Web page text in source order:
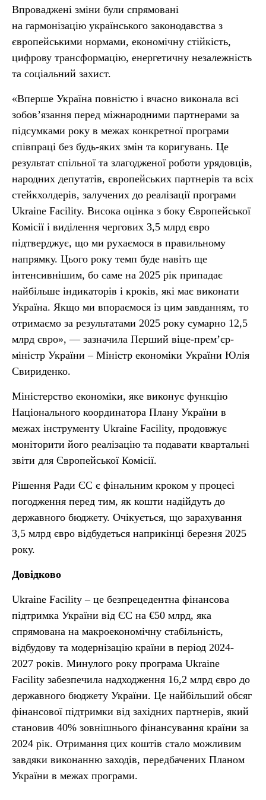
Впроваджені зміни були спрямовані
на гармонізацію українського законодавства з
європейськими нормами, економічну стійкість,
цифрову трансформацію, енергетичну незалежність
та соціальний захист.
«Вперше Україна повністю і вчасно виконала всі
зобов’язання перед міжнародними партнерами за
підсумками року в межах конкретної програми
співпраці без будь-яких змін та коригувань. Це
результат спільної та злагодженої роботи урядовців,
народних депутатів, європейських партнерів та всіх
стейкхолдерів, залучених до реалізації програми
Ukraine Facility. Висока оцінка з боку Європейської
Комісії і виділення чергових 3,5 млрд євро
підтверджує, що ми рухаємося в правильному
напрямку. Цього року темп буде навіть ще
інтенсивнішим, бо саме на 2025 рік припадає
найбільше індикаторів і кроків, які має виконати
Україна. Якщо ми впораємося із цим завданням, то
отримаємо за результатами 2025 року сумарно 12,5
млрд євро», — зазначила Перший віце-прем’єр-
міністр України – Міністр економіки України Юлія
Свириденко.
Міністерство економіки, яке виконує функцію
Національного координатора Плану України в
межах інструменту Ukraine Facility, продовжує
моніторити його реалізацію та подавати квартальні
звіти для Європейської Комісії.
Рішення Ради ЄС є фінальним кроком у процесі
погодження перед тим, як кошти надійдуть до
державного бюджету. Очікується, що зарахування
3,5 млрд євро відбудеться наприкінці березня 2025
року.
Довідково
Ukraine Facility – це безпрецедентна фінансова
підтримка України від ЄС на €50 млрд, яка
спрямована на макроекономічну стабільність,
відбудову та модернізацію країни в період 2024-
2027 років. Минулого року програма Ukraine
Facility забезпечила надходження 16,2 млрд євро до
державного бюджету України. Це найбільший обсяг
фінансової підтримки від західних партнерів, який
становив 40% зовнішнього фінансування країни за
2024 рік. Отримання цих коштів стало можливим
завдяки виконанню заходів, передбачених Планом
України в межах програми.